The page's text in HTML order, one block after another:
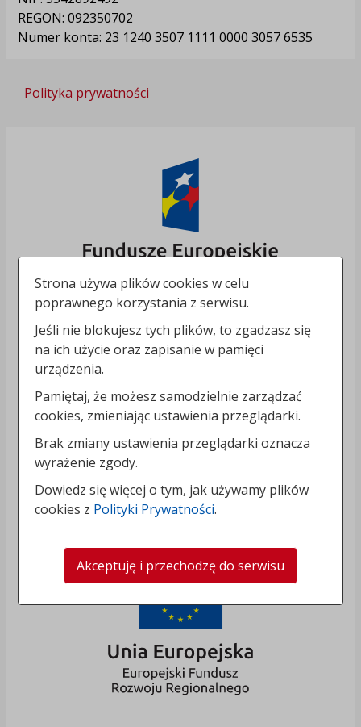
REGON: 092350702
Numer konta: 23 1240 3507 1111 0000 3057 6535
Polityka prywatności
Strona używa plików cookies w celu
poprawnego korzystania z serwisu.
Jeśli nie blokujesz tych plików, to zgadzasz się
na ich użycie oraz zapisanie w pamięci
urządzenia.
Pamiętaj, że możesz samodzielnie zarządzać
cookies, zmieniając ustawienia przeglądarki.
Brak zmiany ustawienia przeglądarki oznacza
wyrażenie zgody.
Dowiedz się więcej o tym, jak używamy plików
cookies z Polityki Prywatności.
Akceptuję i przechodzę do serwisu